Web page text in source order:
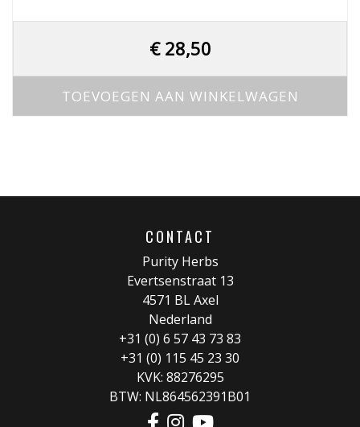
€28,50
TOEVOEGEN AAN WINKELWAGEN
CONTACT
Purity Herbs
Evertsenstraat 13
4571 BL Axel
Nederland
+31 (0) 6 57 43 73 83
+31 (0) 115 45 23 30
KVK: 88276295
BTW: NL864562391B01